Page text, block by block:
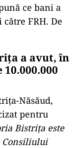
ce bani a
FRH. De
a avut, în
Năsăud,
pentru
Bistrița este
Consiliului